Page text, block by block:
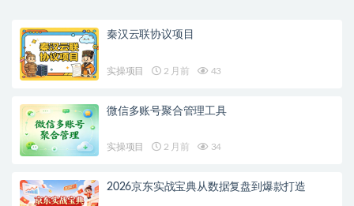
秦汉云联协议项目
实操项目 2 月前 43
微信多账号聚合管理工具
实操项目 2 月前 34
2026京东实战宝典从数据复盘到爆款打造